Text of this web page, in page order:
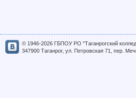
© 1946-2026 ГБПОУ РО "Таганрогский
347900 Таганрог, ул. Петровская 71, пер.